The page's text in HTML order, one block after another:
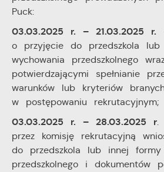
Puck:
03.03.2025 r. – 21.03.2025 r.
o przyjęcie do przedszkola
wychowania przedszkolnego
potwierdzającymi spełnianie
warunków lub kryteriów
w postępowaniu rekrutacyjnym;
03.03.2025 r. – 28.03.2025 r.
przez komisję rekrutacyjną
do przedszkola lub innej formy
przedszkolnego i dokumentów
upodobań oraz Twoich zwyczajów
przeglądanej witryny internetowej.
mogą pojawić się na stronach
firm będących naszymi partnerami
dostawców usług. Firmy te działają
pośredników prezentujących nasze
wiadomości, ofert, komunikatów
społecznościowych.